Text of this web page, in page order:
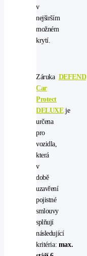
v
nejširším
možném
krytí.
Záruka DEFEND
Car
Protect
DELUXEje
určena
pro
vozidla,
která
v
době
uzavření
pojistné
smlouvy
splňují
následující
kritéria: max.